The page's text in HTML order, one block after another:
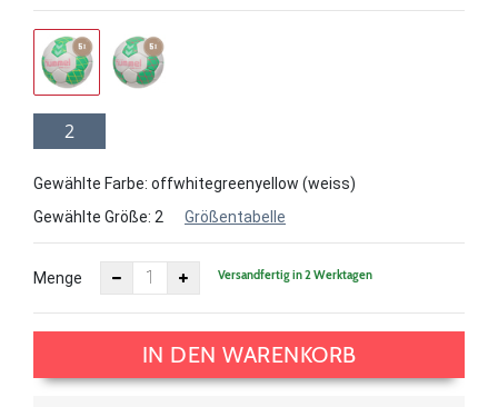
2
Gewählte Farbe: offwhitegreenyellow (weiss)
Gewählte Größe: 2 Größentabelle
Menge Versandfertig in 2 Werktagen
IN DEN WARENKORB